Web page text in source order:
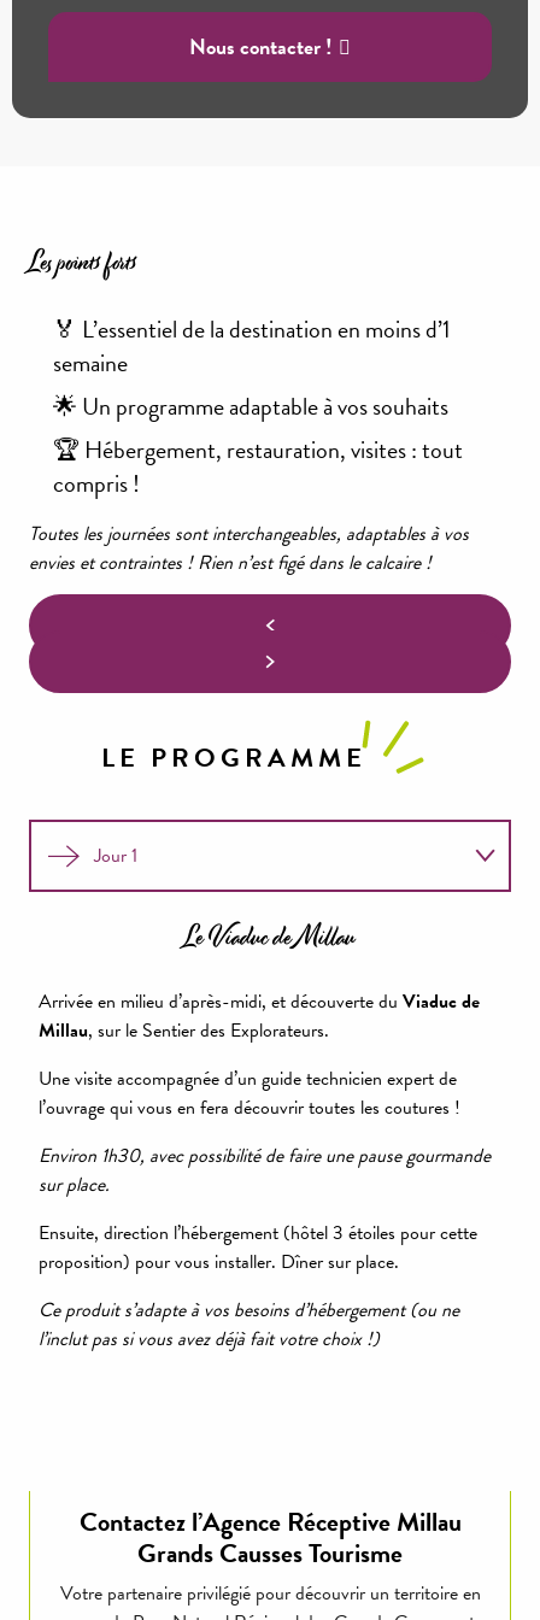
envies, rythme, et dates de séjour.
Nous contacter !
Les points forts
🏅 L’essentiel de la destination en moins d’1
semaine
🌟 Un programme adaptable à vos souhaits
🏆 Hébergement, restauration, visites : tout
compris !
Toutes les journées sont interchangeables, adaptables à vos
envies et contraintes ! Rien n’est figé dans le calcaire !
LE PROGRAMME
Jour 1
Jour 3
Jour 4
Le Viaduc de Millau
Arrivée en milieu d’après-midi, et découverte du Viaduc de
Millau, sur le Sentier des Explorateurs.
Une visite accompagnée d’un guide technicien expert de
l’ouvrage qui vous en fera découvrir toutes les coutures !
Environ 1h30, avec possibilité de faire une pause gourmande
sur place.
Ensuite, direction l’hébergement (hôtel 3 étoiles pour cette
proposition) pour vous installer. Dîner sur place.
Ce produit s’adapte à vos besoins d’hébergement (ou ne
l’inclut pas si vous avez déjà fait votre choix !)
Contactez l’Agence Réceptive Millau
Grands Causses Tourisme
Votre partenaire privilégié pour découvrir un territoire en